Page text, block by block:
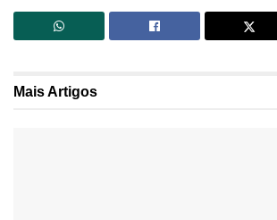
MaisArtigos